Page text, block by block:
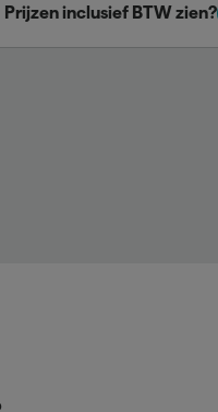
Prijzen inclusief BTW zien?